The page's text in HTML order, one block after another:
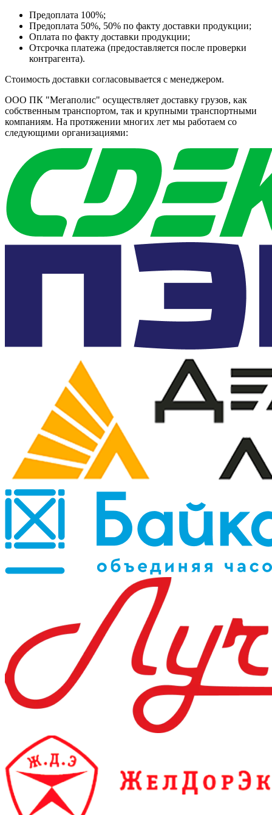
Предоплата 100%;
Предоплата 50%, 50% по факту доставки продукции;
Оплата по факту доставки продукции;
Отсрочка платежа (предоставляется после проверки
контрагента).
Стоимость доставки согласовывается с менеджером.
ООО ПК "Мегаполис" осуществляет доставку грузов, как
собственным транспортом, так и крупными транспортными
компаниям. На протяжении многих лет мы работаем со
следующими организациями: